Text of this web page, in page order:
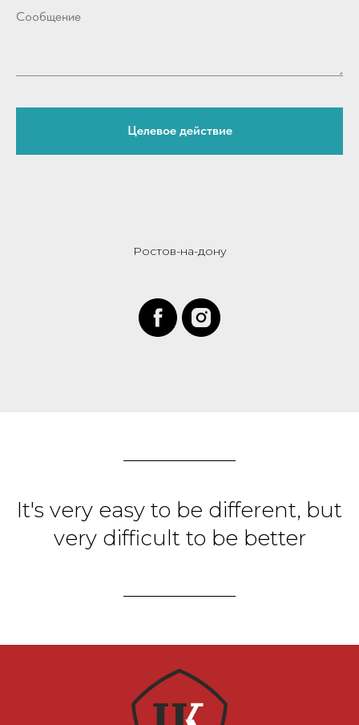
Целевое действие
Ростов-на-дону
It's very easy to be different, but
very difficult to be better